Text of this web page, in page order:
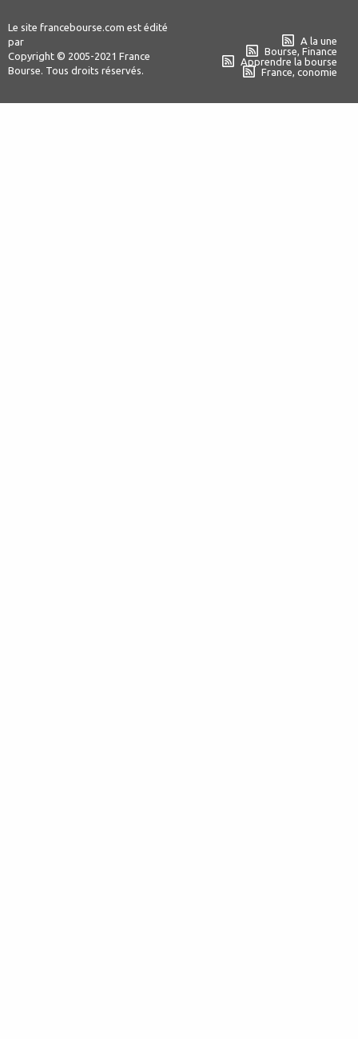
Le site francebourse.com est édité
par
Copyright © 2005-2021 France
Bourse. Tous droits réservés.
A la une
Bourse, Finance
Apprendre la bourse
France, conomie